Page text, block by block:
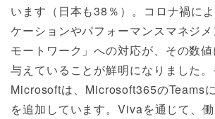
います（日本も38％）。コロナ禍に
ケーションやパフォーマンスマネジ
モートワーク」への対応が、その数
与えていることが鮮明になりました。
Microsoftは、Microsoft365のTeams
を追加しています。Vivaを通じて、